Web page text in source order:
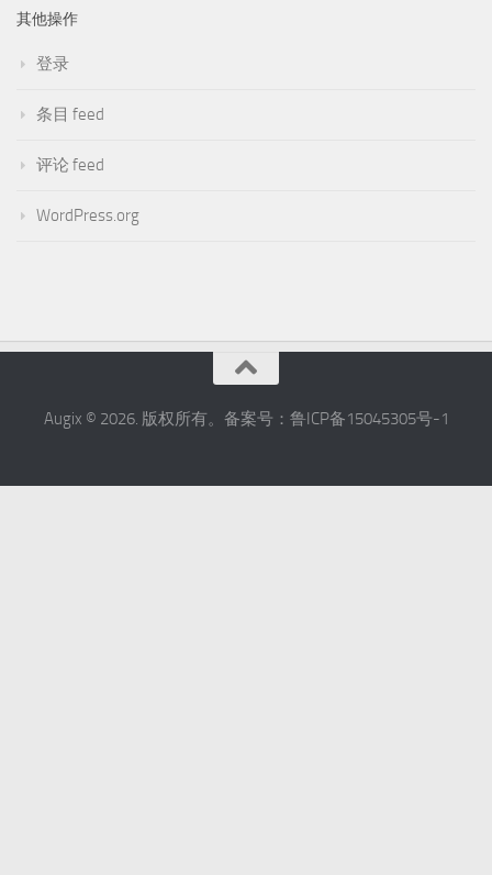
其他操作
登录
条目 feed
评论 feed
WordPress.org
Augix © 2026. 版权所有。备案号：鲁ICP备15045305号-1